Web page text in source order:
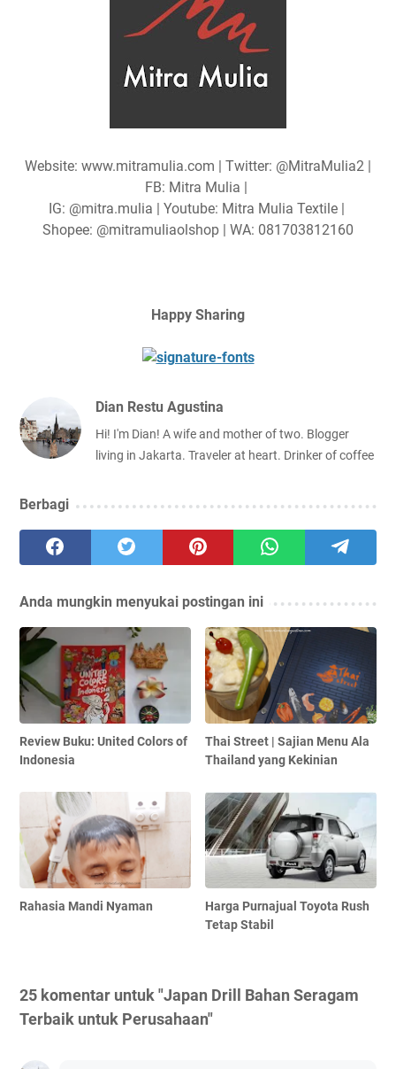
Website: www.mitramulia.com | Twitter: @MitraMulia2 |
FB: Mitra Mulia |
IG: @mitra.mulia | Youtube: Mitra Mulia Textile |
Shopee: @mitramuliaolshop | WA: 081703812160
Happy Sharing
Dian Restu Agustina
Hi! I'm Dian! A wife and mother of two. Blogger
living in Jakarta. Traveler at heart. Drinker of coffee
Berbagi
Anda mungkin menyukai postingan ini
Review Buku: United Colors of
Indonesia
Thai Street | Sajian Menu Ala
Thailand yang Kekinian
Rahasia Mandi Nyaman
Harga Purnajual Toyota Rush
Tetap Stabil
25 komentar untuk "Japan Drill Bahan Seragam
Terbaik untuk Perusahaan"